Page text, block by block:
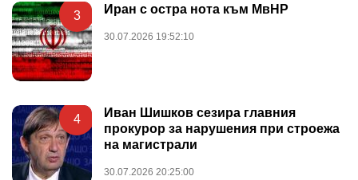
3 Иран с остра нота към МвНР
30.07.2026 19:52:10
4
Иван Шишков сезира главния
прокурор за нарушения при строежа
на магистрали
30.07.2026 20:25:00